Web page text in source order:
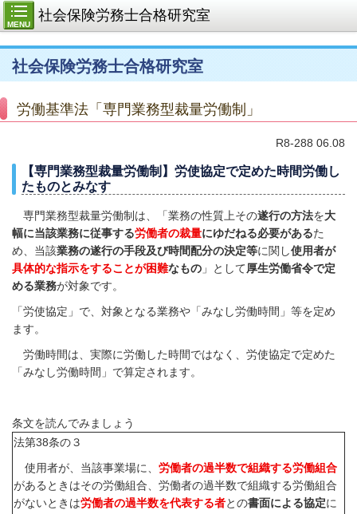
MENU
社会保険労務士合格研究室
社会保険労務士合格研究室
労働基準法「専門業務型裁量労働制」
R8-288 06.08
【専門業務型裁量労働制】労使協定で定めた時間労働し
たものとみなす
専門業務型裁量労働制は、「業務の性質上その遂行の方法を大
幅に当該業務に従事する労働者の裁量にゆだねる必要があるた
め、当該業務の遂行の手段及び時間配分の決定等に関し使用者が
具体的な指示をすることが困難なもの 」として厚生労働省令で定
める業務が対象です。
「労使協定」で、対象となる業務や「みなし労働時間」等を定め
ます。
労働時間は、実際に労働した時間ではなく、労使協定で定めた
「みなし労働時間」で算定されます。
条文を読んでみましょう
法第38条の３
使用者が、当該事業場に、 労働者の過半数で組織する労働組合
があるときはその労働組合、労働者の過半数で組織する労働組合
がないときは労働者の過半数を代表する者との書面による協定に